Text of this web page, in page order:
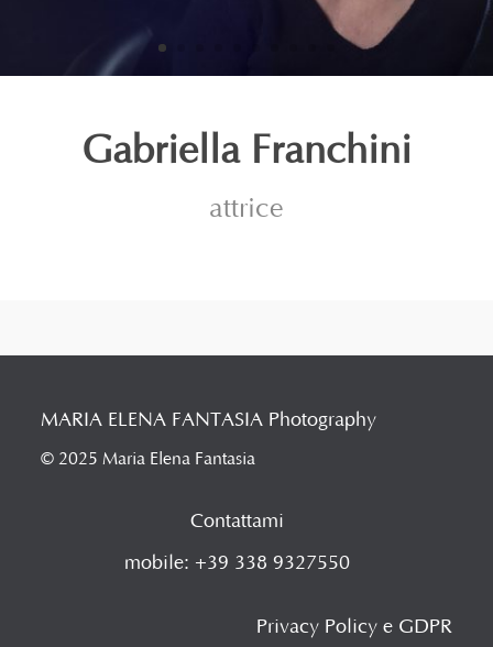
Gabriella Franchini
attrice
MARIA ELENA FANTASIA Photography
© 2025 Maria Elena Fantasia
Contattami
mobile: +39 338 9327550
Privacy Policy e GDPR